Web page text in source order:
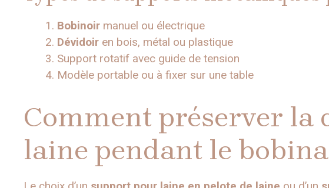
Bobinoir manuel ou électrique
Dévidoir en bois, métal ou plastique
Support rotatif avec guide de tension
Modèle portable ou à fixer sur une table
Comment préserver la
laine pendant le